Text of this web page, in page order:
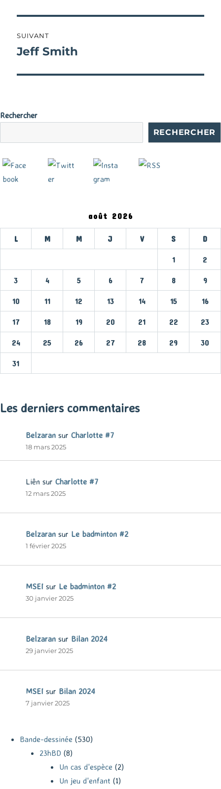
SUIVANT
Publication
Jeff Smith
Rechercher
RECHERCHER
août 2026
L M M J V S D
1 2
3 4 5 6 7 8 9
10 11 12 13 14 15 16
17 18 19 20 21 22 23
24 25 26 27 28 29 30
31
Les derniers commentaires
Belzaran sur Charlotte #7
18 mars 2025
Liên sur Charlotte #7
12 mars 2025
Belzaran sur Le badminton #2
1 février 2025
MSEI sur Le badminton #2
30 janvier 2025
Belzaran sur Bilan 2024
29 janvier 2025
MSEI sur Bilan 2024
7 janvier 2025
Bande-dessinée (530)
23hBD (8)
Un cas d'espèce (2)
Un jeu d'enfant (1)